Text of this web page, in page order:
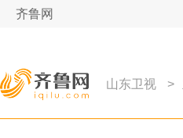
齐鲁网
山东卫视 >